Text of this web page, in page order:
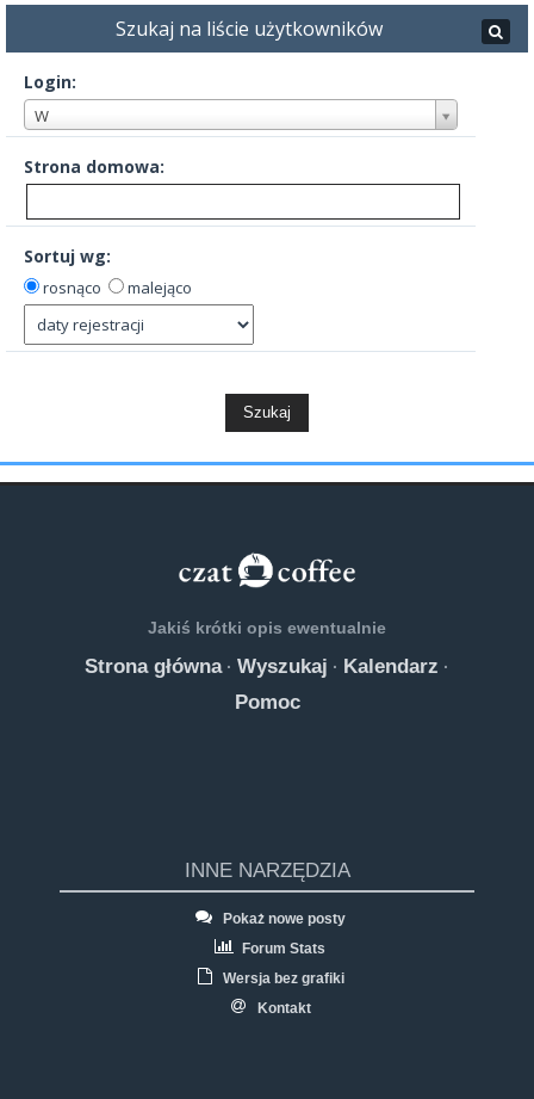
Szukaj na liście użytkowników
Login:
W
Strona domowa:
Sortuj wg:
rosnąco malejąco
Jakiś krótki opis ewentualnie
Strona główna· Wyszukaj · Kalendarz ·
Pomoc
INNE NARZĘDZIA
Pokaż nowe posty
Forum Stats
Wersja bez grafiki
Kontakt